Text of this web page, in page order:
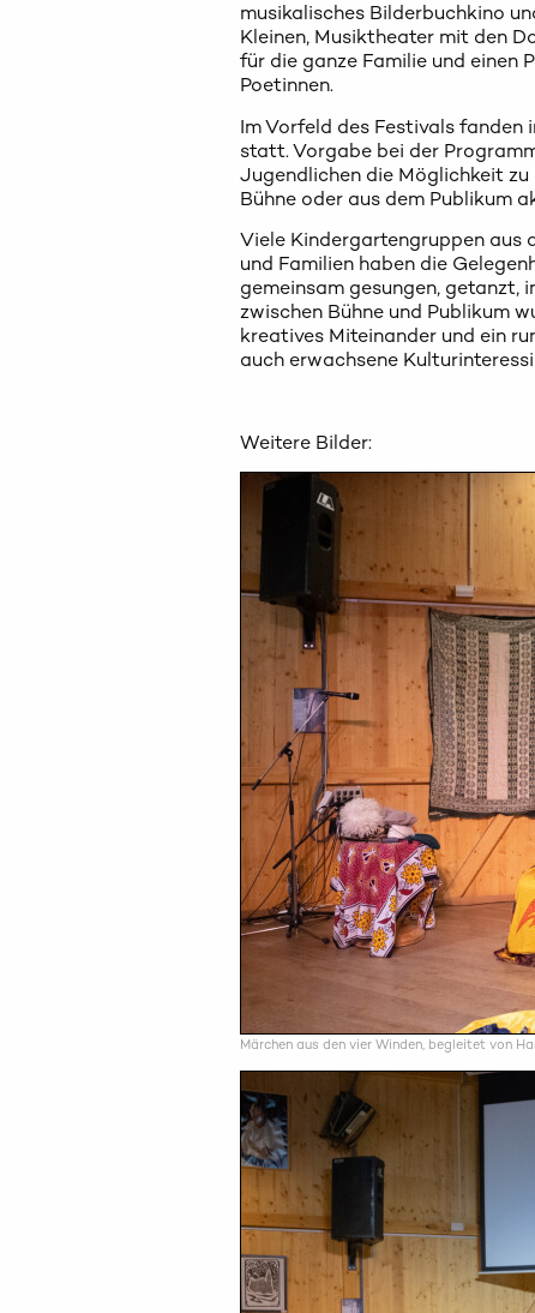
musikalisches Bilderbuchkino
Kleinen, Musiktheater mit den
für die ganze Familie und einen
Poetinnen.
Im Vorfeld des Festivals fanden
statt. Vorgabe bei der
Jugendlichen die Möglichkeit zu
Bühne oder aus dem Publikum
Viele Kindergartengruppen aus
und Familien haben die
gemeinsam gesungen, getanzt,
zwischen Bühne und Publikum
kreatives Miteinander und ein
auch erwachsene
Weitere Bilder:
Märchen aus den vier Winden, begleitet von